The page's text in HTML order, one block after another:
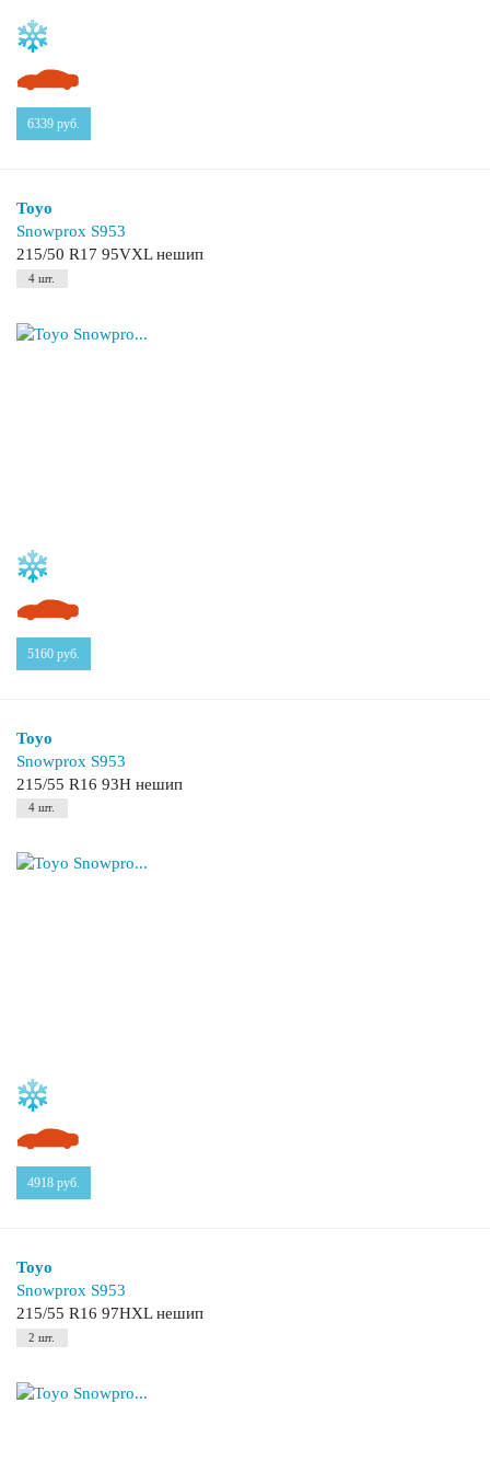
6339 руб.
Toyo
Snowprox S953
215/50 R17 95VXL нешип
4 шт.
5160 руб.
Toyo
Snowprox S953
215/55 R16 93H нешип
4 шт.
4918 руб.
Toyo
Snowprox S953
215/55 R16 97HXL нешип
2 шт.